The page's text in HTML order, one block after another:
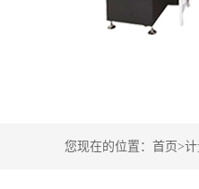
您现在的位置： 首页>